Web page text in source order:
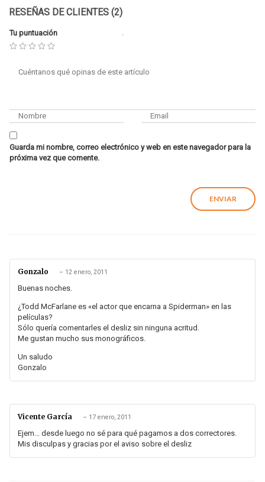
RESEÑAS DE CLIENTES (2)
Tu puntuación
Guarda mi nombre, correo electrónico y web en este navegador para la
próxima vez que comente.
Gonzalo – 12 enero, 2011
Buenas noches.
¿Todd McFarlane es «el actor que encarna a Spiderman» en las
películas?
Sólo quería comentarles el desliz sin ninguna acritud.
Me gustan mucho sus monográficos.
Un saludo
Gonzalo
Vicente García – 17 enero, 2011
Ejem… desde luego no sé para qué pagamos a dos correctores.
Mis disculpas y gracias por el aviso sobre el desliz